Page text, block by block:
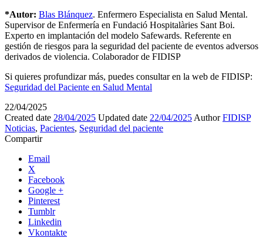
*Autor: Blas Blánquez. Enfermero Especialista en Salud Mental.
Supervisor de Enfermería en Fundació Hospitalàries Sant Boi.
Experto en implantación del modelo Safewards. Referente en
gestión de riesgos para la seguridad del paciente de eventos adversos
derivados de violencia. Colaborador de FIDISP
Si quieres profundizar más, puedes consultar en la web de FIDISP:
Seguridad del Paciente en Salud Mental
22/04/2025
Created date 28/04/2025 Updated date 22/04/2025 AuthorFIDISP
Noticias, Pacientes, Seguridad del paciente
Compartir
Email
X
Facebook
Google +
Pinterest
Tumblr
Linkedin
Vkontakte